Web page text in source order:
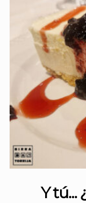
Y tú...